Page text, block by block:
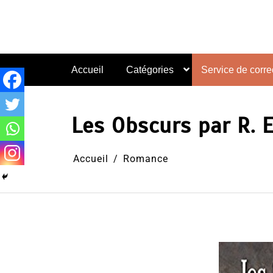
Accueil Catégories Service de
Les Obscurs par R.
Accueil Romance